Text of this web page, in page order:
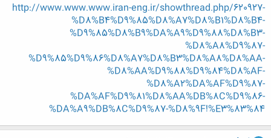
http://www.www.www.iran-eng.ir/showthread.php/620927-
%D8%B4%D9%85%D8%A7%D8%B1%D8%B4-
%D9%85%D8%B9%DA%A9%D9%88%D8%B3-
%D8%A8%D9%87-
%D9%85%D9%86%D8%A7%D8%B3%D8%A8%D8%AA-
%D8%AA%D9%88%D9%84%D8%AF-
%D8%A2%DA%AF%D9%87-
%DA%AF%D9%81%D8%AA%DB%8C%D9%86-
%DA%A9%DB%8C%D9%87-%D8%9F!%E3%83%84